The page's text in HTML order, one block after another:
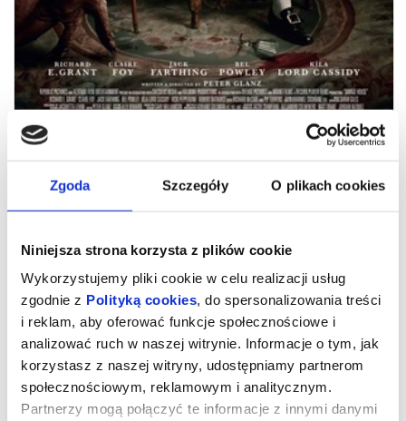
Zgoda Szczegóły O plikach cookies
Niniejsza strona korzysta z plików cookie
Wykorzystujemy pliki cookie w celu realizacji usług
zgodnie z Polityką cookies, do spersonalizowania treści
i reklam, aby oferować funkcje społecznościowe i
analizować ruch w naszej witrynie. Informacje o tym, jak
korzystasz z naszej witryny, udostępniamy partnerom
społecznościowym, reklamowym i analitycznym.
Partnerzy mogą połączyć te informacje z innymi danymi
SAVAGE HOUSE
Akcja rozgrywa się w XVIII-wiecznej Anglii, na tle ogromnej
epidemii ospy oraz powstania jakobickiego. To mroczna
Savage (Foy) oraz ich ślepej pogoni za lepszym życiem. Pojedynki,
dekadencja i rozlew krwi tworzą szaloną historię o klasach
społecznych i władzy.
*******
Bezpieczne zakupy w Bilety24. W przypadku odwołania
wydarzenia, gwarantujemy automatyczny zwrot środków
potwierdzony komunikatem wysyłanym na adres e-mail, podany
podczas zakupu.